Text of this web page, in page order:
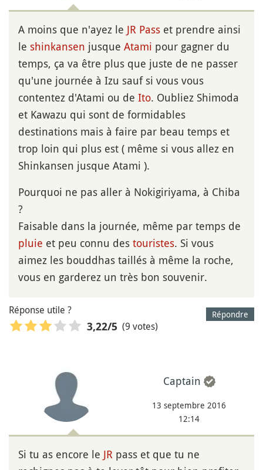
A moins que n'ayez le JR Pass et prendre ainsi
le shinkansen jusque Atami pour gagner du
temps, ça va être plus que juste de ne passer
qu'une journée à Izu sauf si vous vous
contentez d'Atami ou de Ito. Oubliez Shimoda
et Kawazu qui sont de formidables
destinations mais à faire par beau temps et
trop loin qui plus est ( même si vous allez en
Shinkansen jusque Atami ).
Pourquoi ne pas aller à Nokigiriyama, à Chiba
?
Faisable dans la journée, même par temps de
pluie et peu connu des touristes. Si vous
aimez les bouddhas taillés à même la roche,
vous en garderez un très bon souvenir.
Répondre
Réponse utile ?
3,22/5 (9 votes)
Captain
13 septembre 2016
12:14
Si tu as encore le JR pass et que tu ne